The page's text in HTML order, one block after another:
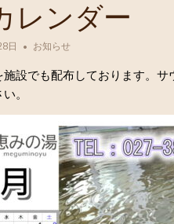
レンダー
日 お知らせ
施設でも配布しております。
。